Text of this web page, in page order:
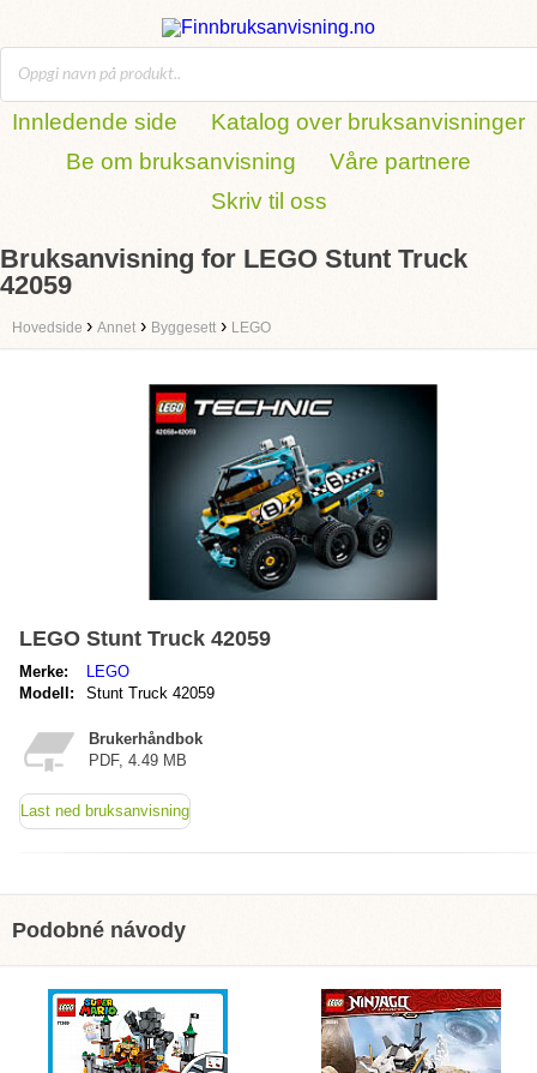
Innledende side
Katalog over bruksanvisninger
Be om bruksanvisning
Våre partnere
Skriv til oss
Bruksanvisning for LEGO Stunt Truck
42059
Hovedside › Annet › Byggesett › LEGO
LEGO Stunt Truck 42059
Merke:
LEGO
Modell:
Stunt Truck 42059
Brukerhåndbok
PDF, 4.49 MB
Last ned bruksanvisning
Podobné návody